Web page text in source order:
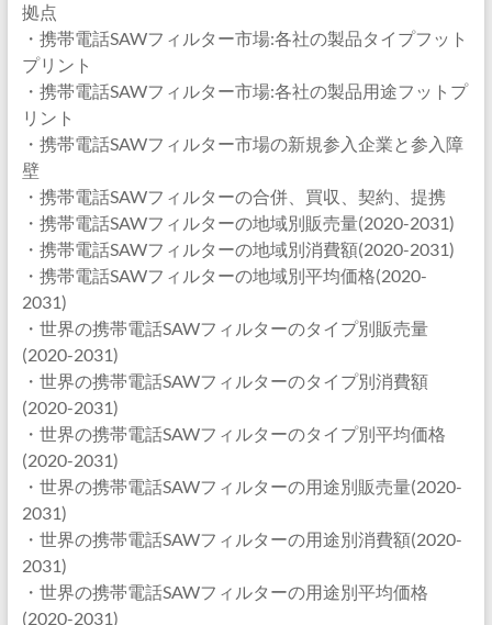
拠点
・携帯電話SAWフィルター市場:各社の製品タイプフット
プリント
・携帯電話SAWフィルター市場:各社の製品用途フットプ
リント
・携帯電話SAWフィルター市場の新規参入企業と参入障
壁
・携帯電話SAWフィルターの合併、買収、契約、提携
・携帯電話SAWフィルターの地域別販売量(2020-2031)
・携帯電話SAWフィルターの地域別消費額(2020-2031)
・携帯電話SAWフィルターの地域別平均価格(2020-
2031)
・世界の携帯電話SAWフィルターのタイプ別販売量
(2020-2031)
・世界の携帯電話SAWフィルターのタイプ別消費額
(2020-2031)
・世界の携帯電話SAWフィルターのタイプ別平均価格
(2020-2031)
・世界の携帯電話SAWフィルターの用途別販売量(2020-
2031)
・世界の携帯電話SAWフィルターの用途別消費額(2020-
2031)
・世界の携帯電話SAWフィルターの用途別平均価格
(2020-2031)